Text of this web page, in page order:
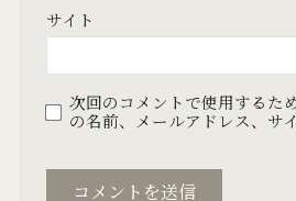
サイト
次回のコメントで使用するた
の名前、メールアドレス、サ